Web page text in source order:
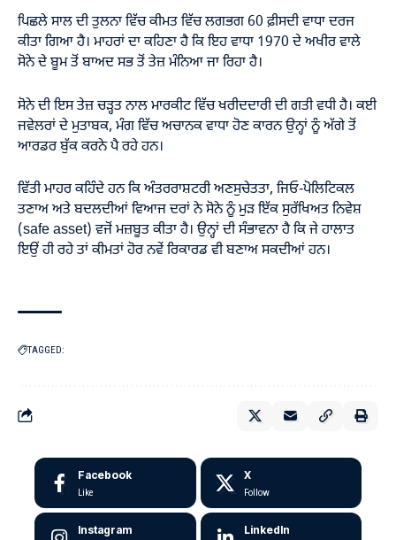
ਪਿਛਲੇ ਸਾਲ ਦੀ ਤੁਲਨਾ ਵਿੱਚ ਕੀਮਤ ਵਿੱਚ ਲਗਭਗ 60 ਫ਼ੀਸਦੀ ਵਾਧਾ ਦਰਜ
ਕੀਤਾ ਗਿਆ ਹੈ। ਮਾਹਰਾਂ ਦਾ ਕਹਿਣਾ ਹੈ ਕਿ ਇਹ ਵਾਧਾ 1970 ਦੇ ਅਖੀਰ ਵਾਲੇ
ਸੋਨੇ ਦੇ ਬੂਮ ਤੋਂ ਬਾਅਦ ਸਭ ਤੋਂ ਤੇਜ਼ ਮੰਨਿਆ ਜਾ ਰਿਹਾ ਹੈ।
ਸੋਨੇ ਦੀ ਇਸ ਤੇਜ਼ ਚੜ੍ਹਤ ਨਾਲ ਮਾਰਕੀਟ ਵਿੱਚ ਖਰੀਦਦਾਰੀ ਦੀ ਗਤੀ ਵਧੀ ਹੈ। ਕਈ
ਜਵੇਲਰਾਂ ਦੇ ਮੁਤਾਬਕ, ਮੰਗ ਵਿੱਚ ਅਚਾਨਕ ਵਾਧਾ ਹੋਣ ਕਾਰਨ ਉਨ੍ਹਾਂ ਨੂੰ ਅੱਗੇ ਤੋਂ
ਆਰਡਰ ਬੁੱਕ ਕਰਨੇ ਪੈ ਰਹੇ ਹਨ।
ਵਿੱਤੀ ਮਾਹਰ ਕਹਿੰਦੇ ਹਨ ਕਿ ਅੰਤਰਰਾਸ਼ਟਰੀ ਅਣਸੁਚੇਤਤਾ, ਜਿਓ-ਪੋਲਿਟਿਕਲ
ਤਣਾਅ ਅਤੇ ਬਦਲਦੀਆਂ ਵਿਆਜ ਦਰਾਂ ਨੇ ਸੋਨੇ ਨੂੰ ਮੁੜ ਇੱਕ ਸੁਰੱਖਿਅਤ ਨਿਵੇਸ਼
(safe asset) ਵਜੋਂ ਮਜ਼ਬੂਤ ਕੀਤਾ ਹੈ। ਉਨ੍ਹਾਂ ਦੀ ਸੰਭਾਵਨਾ ਹੈ ਕਿ ਜੇ ਹਾਲਾਤ
ਇਉਂ ਹੀ ਰਹੇ ਤਾਂ ਕੀਮਤਾਂ ਹੋਰ ਨਵੇਂ ਰਿਕਾਰਡ ਵੀ ਬਣਾਅ ਸਕਦੀਆਂ ਹਨ।
TAGGED:
Facebook
Like
X
Follow
Instagram LinkedIn